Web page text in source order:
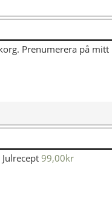
Prenumerera på mitt
99,00kr